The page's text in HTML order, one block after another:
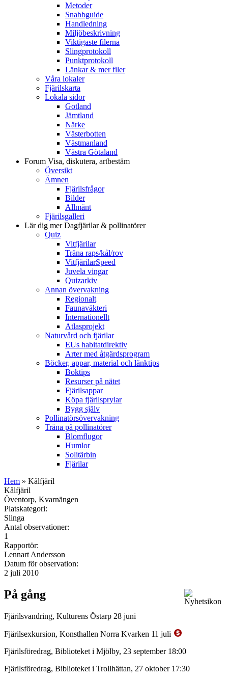
Metoder
Snabbguide
Handledning
Miljöbeskrivning
Viktigaste filerna
Slingprotokoll
Punktprotokoll
Länkar & mer filer
Våra lokaler
Fjärilskarta
Lokala sidor
Gotland
Jämtland
Närke
Västerbotten
Västmanland
Västra Götaland
Forum Visa, diskutera, artbestäm
Översikt
Ämnen
Fjärilsfrågor
Bilder
Allmänt
Fjärilsgalleri
Lär dig merDagfjärilar & pollinatörer
Quiz
Vitfjärilar
Träna raps/kål/rov
VitfjärilarSpeed
Juvela vingar
Quizarkiv
Annan övervakning
Regionalt
Faunaväkteri
Internationellt
Atlasprojekt
Naturvård och fjärilar
EUs habitatdirektiv
Arter med åtgärdsprogram
Böcker, appar, material och länktips
Boktips
Resurser på nätet
Fjärilsappar
Köpa fjärilsprylar
Bygg själv
Pollinatörsövervakning
Träna på pollinatörer
Blomflugor
Humlor
Solitärbin
Fjärilar
Hem » Kålfjäril
Kålfjäril
Öventorp, Kvarnängen
Platskategori:
Slinga
Antal observationer:
1
Rapportör:
Lennart Andersson
Datum för observation:
2 juli 2010
På gång
Fjärilsvandring, Kulturens Östarp 28 juni
Fjärilsexkursion, Konsthallen Norra Kvarken 11 juli
Fjärilsföredrag, Biblioteket i Mjölby, 23 september 18:00
Fjärilsföredrag, Biblioteket i Trollhättan, 27 oktober 17:30